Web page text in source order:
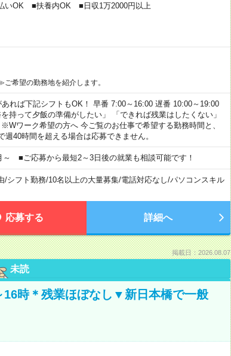
いOK ■扶養内OK ■日収1万2000円以上
希望の勤務地を紹介します。
れば下記シフトもOK！ 早番 7:00～16:00 遅番 10:00～19:00
持って夕飯の準備がしたい」 「できれば残業はしたくない」
ワーク希望の方へ 今ご覧のお仕事で希望する勤務時間と、
40時間を超える場合は応募できません。
～ ■ご応募から最短2～3日後の就業も相談可能です！
/シフト勤務/10名以上の大量募集/電話対応なし/パソコンスキル
応募する 詳細へ
掲載日：2026.08.07
未読
16時＊残業ほぼなし▼新日本橋で一般